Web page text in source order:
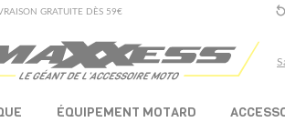
GRATUITE DÈS 59€
ÉQUIPEMENT MOTARD